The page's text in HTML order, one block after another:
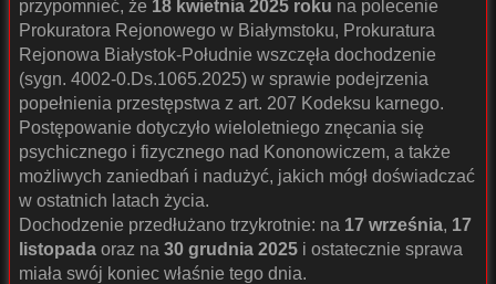
przypomnieć, że 18 kwietnia 2025 roku na polecenie
Prokuratora Rejonowego w Białymstoku, Prokuratura
Rejonowa Białystok-Południe wszczęła dochodzenie
(sygn. 4002-0.Ds.1065.2025) w sprawie podejrzenia
popełnienia przestępstwa z art. 207 Kodeksu karnego.
Postępowanie dotyczyło wieloletniego znęcania się
psychicznego i fizycznego nad Kononowiczem, a także
możliwych zaniedbań i nadużyć, jakich mógł doświadczać
w ostatnich latach życia.
Dochodzenie przedłużano trzykrotnie: na 17 września, 17
listopada oraz na 30 grudnia 2025 i ostatecznie sprawa
miała swój koniec właśnie tego dnia.